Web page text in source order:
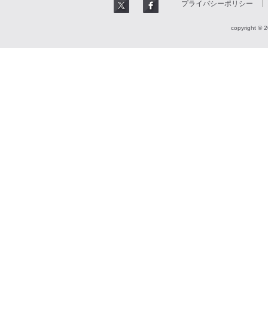
プライバシーポリシー
copyright ©